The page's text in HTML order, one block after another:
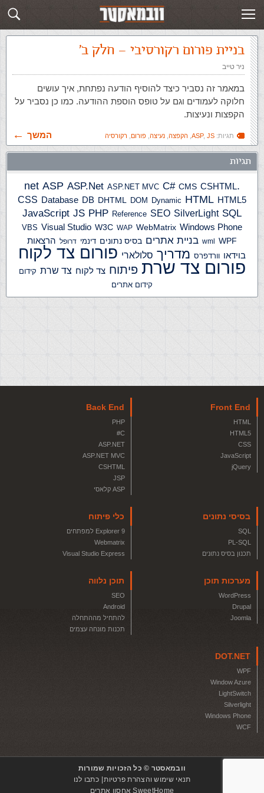
תגית: נעיצה פוסטים חדשים
בניית פורום רקורסיבי – חלק ב'
ניר טייב
במאמר זה נסביר כיצד להוסיף הודעה נפתחת, איך עושים
חלוקה לעמודים וגם על טופס הוספת ההודעה. כמו כן נסביר על
הקפצות ונעיצות.
תגיות: ASP, JS הקפצה נעיצה פורום רקורסיה המשך
תגיות
.net
ASP ASP.Net ASP.NET MVC C# CMS CSHTML
CSS Database DB DHTML DOM Dynamic HTML HTML5
JavaScript JS PHP Reference SEO SilverLight SQL
VBS Visual Studio W3C WAP WebMatrix Windows Phone
wml WPF בניית אתרים בסיס נתונים דינמי דרופל הרצאות
בוידאו וורדפרס מדריך סלולארי פורום צד לקוח
פורום צד שרת פיתוח צד לקוח צד שרת קידום
קידום אתרים
Front End
HTML
HTML5
CSS
JavaScript
jQuery
Back End
PHP
C#
ASP.NET
ASP.NET MVC
CSHTML
JSP
ASP קלאסי
בסיסי נתונים
SQL
PL-SQL
תכנון בסיס נתונים
כלי פיתוח
Explorer 9 למפתחים
Webmatrix
Visual Studio Express
מערכות תוכן
WordPress
Drupal
Joomla
תוכן נלווה
SEO
Android
להתחיל מההתחלה
תכנות מונחה עצמים
DOT.NET
WPF
Window Azure
LightSwitch
Silverlight
Windows Phone
WCF
וובמאסטר © כל הזכויות שמורות
תנאי שימוש והצהרת פרטיות כתבו לנו
SweetHome אחסון אתרים